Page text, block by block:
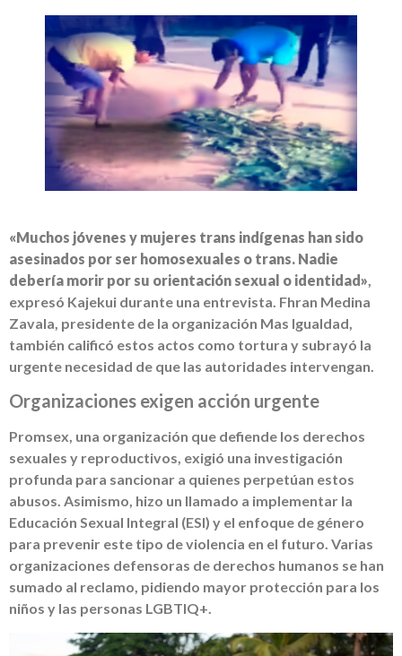
«Muchos jóvenes y mujeres trans indígenas han sido
asesinados por ser homosexuales o trans. Nadie
debería morir por su orientación sexual o identidad»,
expresó Kajekui durante una entrevista. Fhran Medina
Zavala, presidente de la organización Mas Igualdad,
también calificó estos actos como tortura y subrayó la
urgente necesidad de que las autoridades intervengan.
Organizaciones exigen acción urgente
Promsex, una organización que defiende los derechos
sexuales y reproductivos, exigió una investigación
profunda para sancionar a quienes perpetúan estos
abusos. Asimismo, hizo un llamado a implementar la
Educación Sexual Integral (ESI) y el enfoque de género
para prevenir este tipo de violencia en el futuro. Varias
organizaciones defensoras de derechos humanos se han
sumado al reclamo, pidiendo mayor protección para los
niños y las personas LGBTIQ+.